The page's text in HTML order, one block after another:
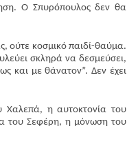
Ο Σπυρόπουλος δεν θα
ούτε κοσμικό παιδί-θαύμα.
σκληρά να δεσμεύσει,
και με θάνατον”. Δεν έχει
Χαλεπά, η αυτοκτονία του
του Σεφέρη, η μόνωση του